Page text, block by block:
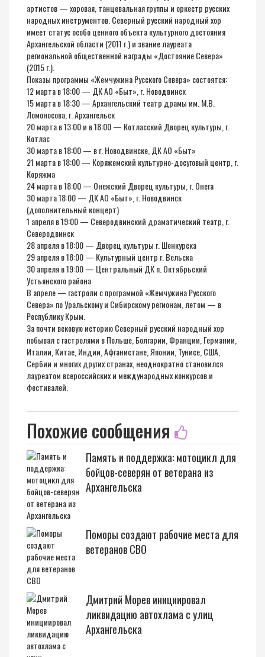
артистов — хоровая, танцевальная группы и оркестр русских
народных инструментов. Северный русский народный хор
имеет статус особо ценного объекта культурного достояния
Архангельской области (2011 г.) и звание лауреата
региональной общественной награды «Достояние Севера»
(2015 г.).
Показы программы «Жемчужина Русского Севера» состоятся:
12 марта в 18:00 — ДК АО «Быт», г. Новодвинск
15 марта в 18:30 — Архангельский театр драмы им. М.В.
Ломоносова, г. Архангельск
20 марта в 13:00 и в 18:00 — Котласский Дворец культуры, г.
Котлас
30 марта в 18:00 — в г. Новодвинске, ДК АО «Быт»
21 марта в 18:00 — Коряжемский культурно-досуговый центр, г.
Коряжма
24 марта в 18:00 — Онежский Дворец культуры, г. Онега
30 марта 18:00 — ДК АО «Быт», г. Новодвинск
(дополнительный концерт)
1 апреля в 19:00 — Северодвинский драматический театр, г.
Северодвинск
28 апреля в 18:00 — Дворец культуры г. Шенкурска
29 апреля в 18:00 — Культурный центр г. Вельска
30 апреля в 19:00 — Центральный ДК п. Октябрьский
Устьянского района
В апреле — гастроли с программой «Жемчужина Русского
Севера» по Уральскому и Сибирскому регионам, летом — в
Республику Крым.
За почти вековую историю Северный русский народный хор
побывал с гастролями в Польше, Болгарии, Франции, Германии,
Италии, Китае, Индии, Афганистане, Японии, Тунисе, США,
Сербии и многих других странах, неоднократно становился
лауреатом всероссийских и международных конкурсов и
фестивалей.
Похожие сообщения
Память и поддержка: мотоцикл для
бойцов-северян от ветерана из
Архангельска
Поморы создают рабочие места для
ветеранов СВО
Дмитрий Морев инициировал
ликвидацию автохлама с улиц
Архангельска